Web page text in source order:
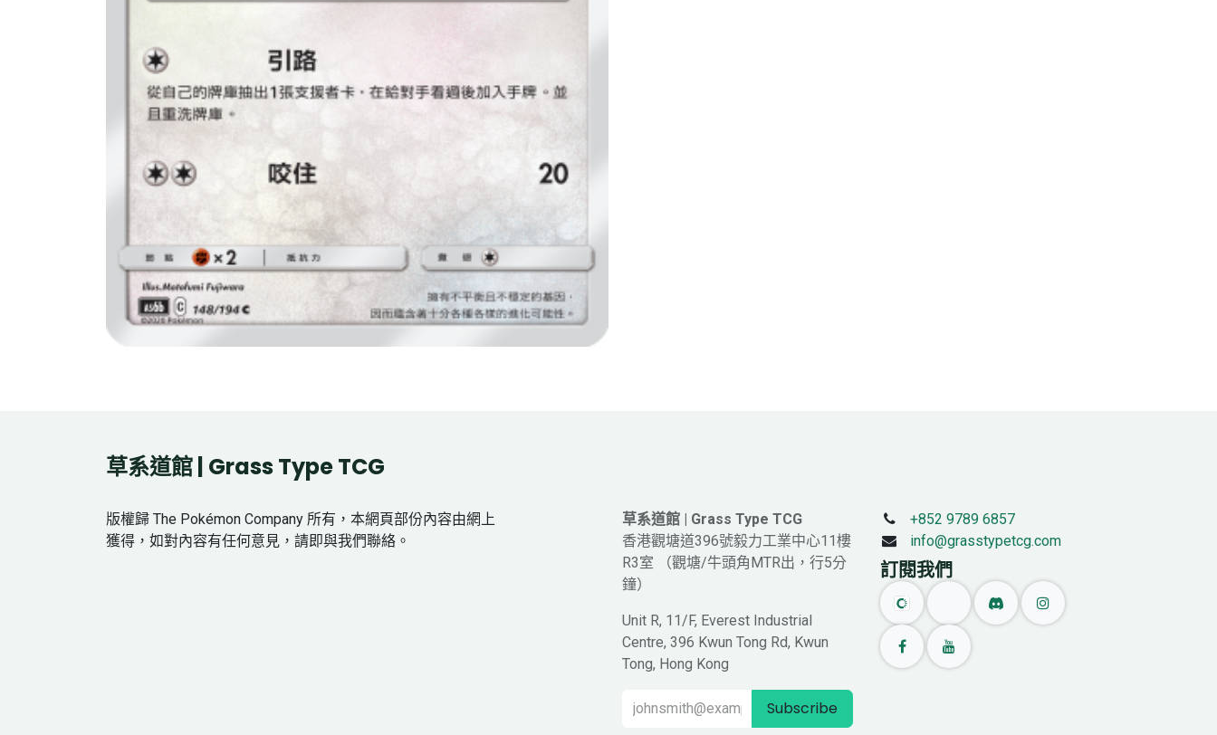
草系道館 | Grass Type TCG
版權歸 The Pokémon Company 所有，本網頁部份內容由網上
獲得，如對內容有任何意見，請即與我們聯絡。
草系道館 | Grass Type TCG
香港觀塘道396號毅力工業中心11樓
R3室 （觀塘/牛頭角MTR出，行5分
鐘）
Unit R, 11/F, Everest Industrial
Centre, 396 Kwun Tong Rd, Kwun
Tong, Hong Kong
Subscribe
+852 9789 6857
info@grasstypetcg.com
訂閱我們